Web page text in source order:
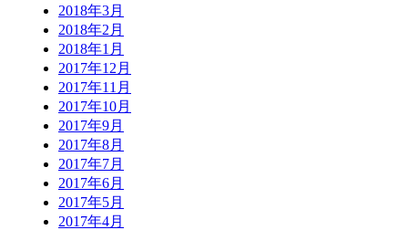
2018年3月
2018年2月
2018年1月
2017年12月
2017年11月
2017年10月
2017年9月
2017年8月
2017年7月
2017年6月
2017年5月
2017年4月